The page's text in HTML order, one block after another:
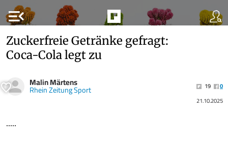
menu_open
Zuckerfreie Getränke gefragt:
Coca-Cola legt zu
Malin Märtens
Rhein Zeitung Sport 19
0
21.10.2025
.....